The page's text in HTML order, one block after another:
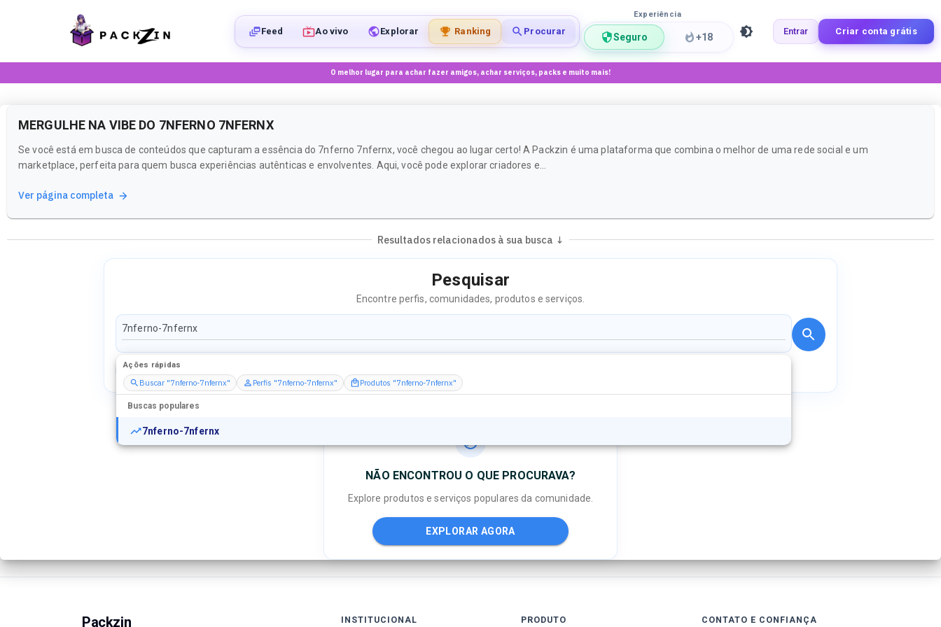
Feed Ao vivo Explorar Ranking Procurar
Experiência
Seguro +18
Entrar Criar conta grátis
O melhor lugar para achar fazer amigos, achar serviços, packs e muito mais!
MERGULHE NA VIBE DO 7NFERNO 7NFERNX
Se você está em busca de conteúdos que capturam a essência do 7nferno 7nfernx, você chegou ao lugar certo! A Packzin é uma plataforma que combina o melhor de uma rede social e um
marketplace, perfeita para quem busca experiências autênticas e envolventes. Aqui, você pode explorar criadores e...
Ver página completa
Resultados relacionados à sua busca ↓
Pesquisar
Encontre perfis, comunidades, produtos e serviços.
Ações rápidas
Buscar "7nferno-7nfernx" Perfis "7nferno-7nfernx" Produtos "7nferno-7nfernx"
Buscas populares
7nferno-7nfernx
Perfis
NÃO ENCONTROU O QUE PROCURAVA?
Explore produtos e serviços populares da comunidade.
EXPLORAR AGORA
Packzin INSTITUCIONAL PRODUTO CONTATO E CONFIANÇA